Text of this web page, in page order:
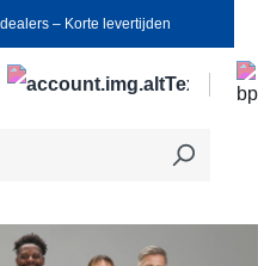
‒ Korte levertijden